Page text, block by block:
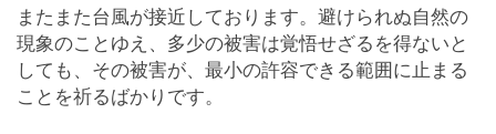
またまた台風が接近しております。避けられぬ自然の
現象のことゆえ、多少の被害は覚悟せざるを得ないと
しても、その被害が、最小の許容できる範囲に止まる
ことを祈るばかりです。